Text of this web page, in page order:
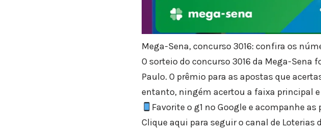
Mega-Sena, concurso 3016: confira os
O sorteio do concurso 3016 da Mega-
Paulo. O prêmio para as apostas que
entanto, ningém acertou a faixa principal
Favorite o g1 no Google e acompanhe
Clique aqui para seguir o canal de Loterias